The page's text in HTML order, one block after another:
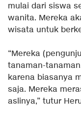
mulai dari siswa
wanita. Mereka
wisata untuk
“Mereka
tanaman-
karena biasanya
saja. Mereka
aslinya,” tutur